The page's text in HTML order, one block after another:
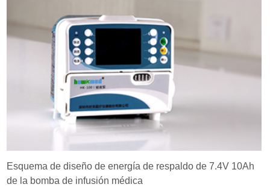
Esquema de diseño de energía de respaldo de 7.4V 10Ah
de la bomba de infusión médica